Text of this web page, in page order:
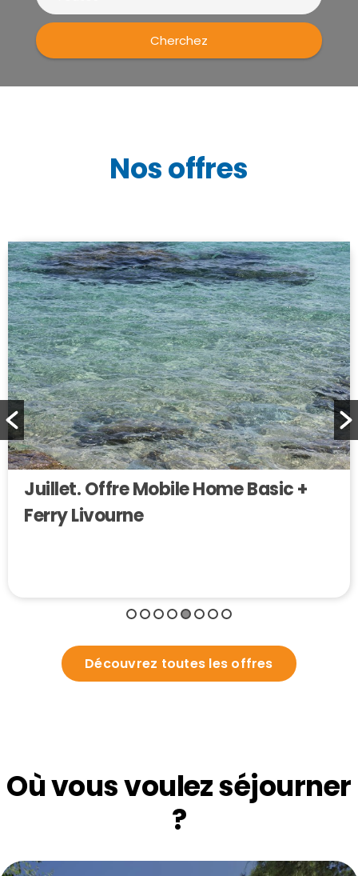
Nos offres
Juillet. Offre Mobile Home Basic +
Ferry Livourne
Découvrez toutes les offres
Où vous voulez séjourner
?